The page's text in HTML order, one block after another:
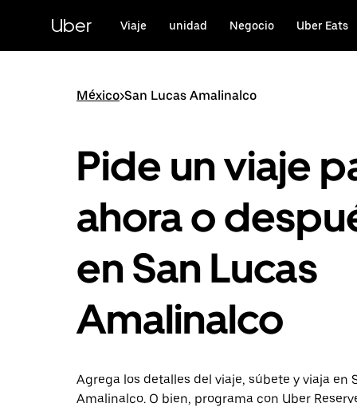
contenido
principal
Uber Viaje unidad Negocio Uber Eats
México>San Lucas Amalinalco
Pide un viaje
ahora o
en San Lucas
Amalinalco
Agrega los detalles del viaje, súbete y viaja en
Amalinalco. O bien, programa con Uber